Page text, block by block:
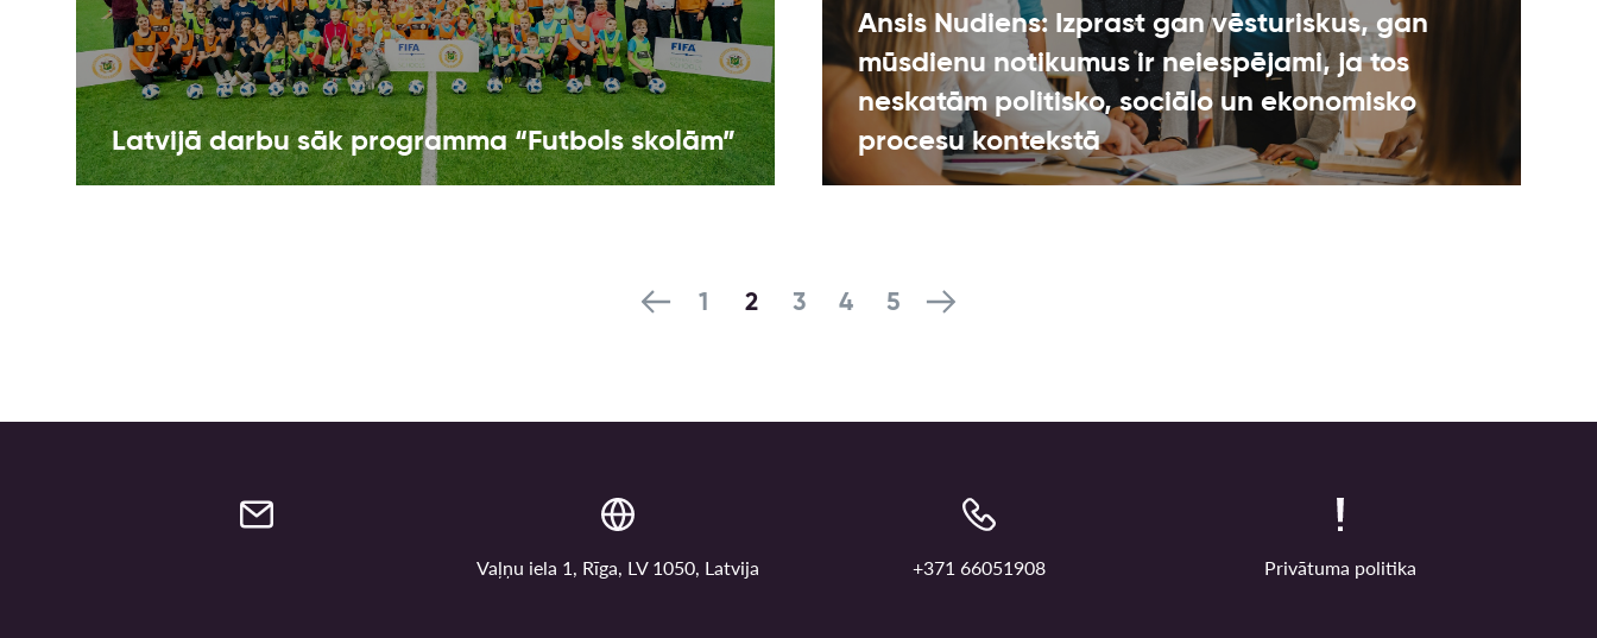
Latvijā darbu sāk programma “Futbols skolām”
Ansis Nudiens: Izprast gan vēsturiskus, gan
mūsdienu notikumus ir neiespējami, ja tos
neskatām politisko, sociālo un ekonomisko
procesu kontekstā
1 2 3 4 5
Vaļņu iela 1, Rīga, LV 1050, Latvija +371 66051908 Privātuma politika